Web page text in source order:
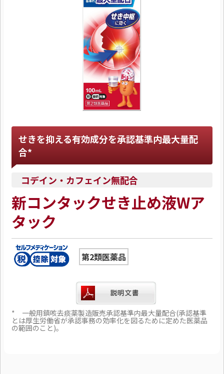
せきを抑える有効成分を承認基準内最大量配
合*
コデイン・カフェイン無配合
新コンタックせき止め液Wア
タック
第2類医薬品
* 一般用鎮咳去痰薬製造販売承認基準内最大量配合(承認基準
とは厚生労働省が承認事務の効率化を図るために定めた医薬品
の範囲のこと)。